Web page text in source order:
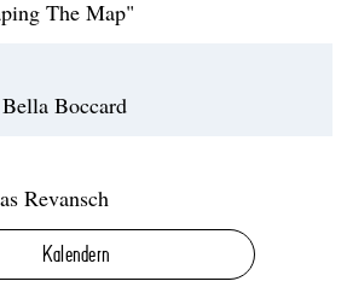
The Map"
Boccard
Revansch
Kalendern